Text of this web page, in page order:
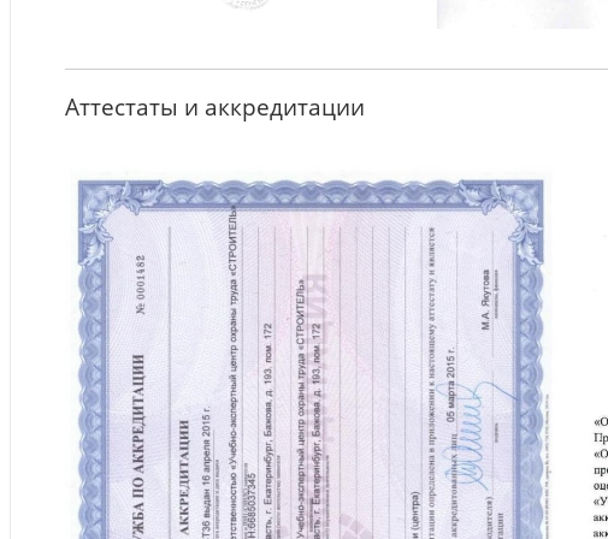
Аттестаты и аккредитации